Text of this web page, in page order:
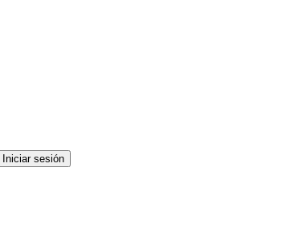
Iniciar sesión